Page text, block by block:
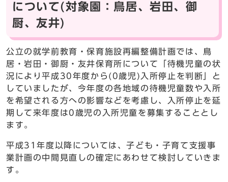
について(対象園：鳥居、岩田、御
厨、友井)
公立の就学前教育・保育施設再編整備計画では、鳥
居・岩田・御厨・友井保育所について「待機児童の状
況により平成30年度から(0歳児)入所停止を判断」と
していましたが、今年度の各地域の待機児童数や入所
を希望される方への影響などを考慮し、入所停止を延
期して来年度は0歳児の入所児童を募集することとし
ます。
平成31年度以降については、子ども・子育て支援事
業計画の中間見直しの確定にあわせて検討していきま
す。